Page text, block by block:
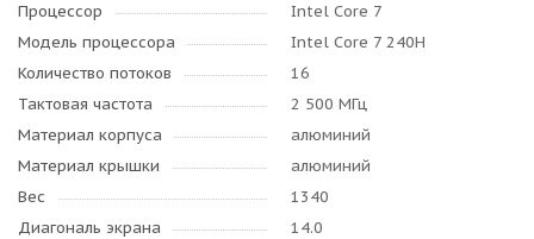
Процессор
Intel Core 7
Модель процессора
Intel Core 7 240H
Количество потоков
16
Тактовая частота
2 500 МГц
Материал корпуса
алюминий
Материал крышки
алюминий
Вес
1340
Диагональ экрана
14.0